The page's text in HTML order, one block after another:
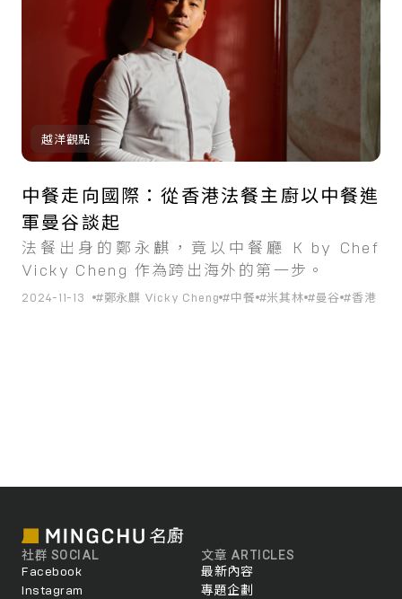
越洋觀點
中餐走向國際：從香港法餐主廚以中餐進
軍曼谷談起
法餐出身的鄭永麒，竟以中餐廳 K by Chef
Vicky Cheng 作為跨出海外的第一步。
2024-11-13 #鄭永麒 Vicky Cheng #中餐 #米其林 #曼谷 #香港
社群 SOCIAL
Facebook
Instagram
文章 ARTICLES
最新內容
專題企劃